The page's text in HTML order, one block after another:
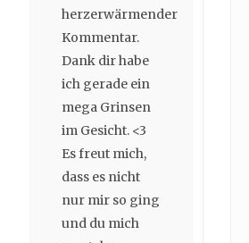
herzerwärmender
Kommentar.
Dank dir habe
ich gerade ein
mega Grinsen
im Gesicht. <3
Es freut mich,
dass es nicht
nur mir so ging
und du mich